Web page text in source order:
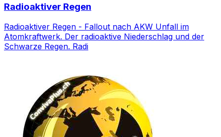
Radioaktiver Regen
Radioaktiver Regen - Fallout nach AKW Unfall im
Atomkraftwerk. Der radioaktive Niederschlag und der
Schwarze Regen. Radi